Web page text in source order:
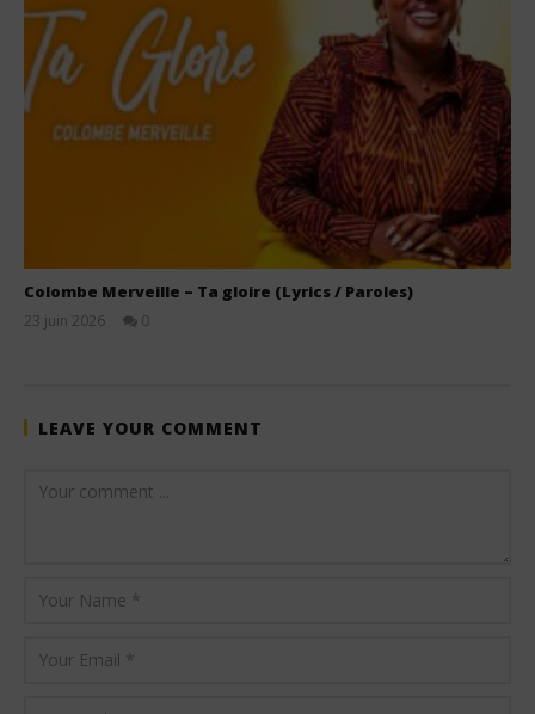
Colombe Merveille – Ta gloire (Lyrics / Paroles)
23 juin 2026
0
LEAVE YOUR COMMENT